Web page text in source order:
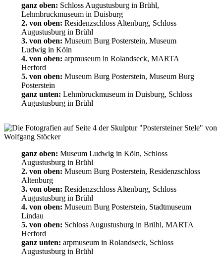
ganz oben: Schloss Augustusburg in Brühl,
Lehmbruckmuseum in Duisburg
2. von oben: Residenzschloss Altenburg, Schloss
Augustusburg in Brühl
3. von oben: Museum Burg Posterstein, Museum
Ludwig in Köln
4. von oben: arpmuseum in Rolandseck, MARTA
Herford
5. von oben: Museum Burg Posterstein, Museum Burg
Posterstein
ganz unten: Lehmbruckmuseum in Duisburg, Schloss
Augustusburg in Brühl
ganz oben: Museum Ludwig in Köln, Schloss
Augustusburg in Brühl
2. von oben: Museum Burg Posterstein, Residenzschloss
Altenburg
3. von oben: Residenzschloss Altenburg, Schloss
Augustusburg in Brühl
4. von oben: Museum Burg Posterstein, Stadtmuseum
Lindau
5. von oben: Schloss Augustusburg in Brühl, MARTA
Herford
ganz unten: arpmuseum in Rolandseck, Schloss
Augustusburg in Brühl